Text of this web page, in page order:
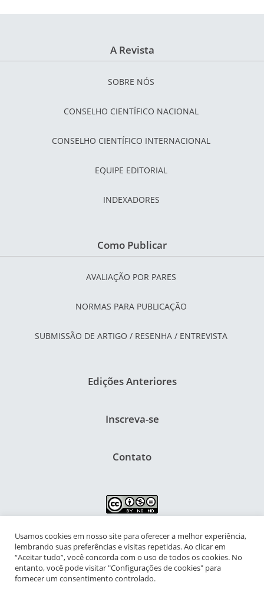
A Revista
SOBRE NÓS
CONSELHO CIENTÍFICO NACIONAL
CONSELHO CIENTÍFICO INTERNACIONAL
EQUIPE EDITORIAL
INDEXADORES
Como Publicar
AVALIAÇÃO POR PARES
NORMAS PARA PUBLICAÇÃO
SUBMISSÃO DE ARTIGO / RESENHA / ENTREVISTA
Edições Anteriores
Inscreva-se
Contato
NIPIAC – Núcleo Interdisciplinar de Pesquisa para a Infância e
Adolescência Contemporâneas
Universidade Federal do Rio de Janeiro - Campus da Praia Vermelha
Usamos cookies em nosso site para oferecer a melhor experiência,
lembrando suas preferências e visitas repetidas. Ao clicar em
“Aceitar tudo”, você concorda com o uso de todos os cookies. No
entanto, você pode visitar "Configurações de cookies" para
fornecer um consentimento controlado.